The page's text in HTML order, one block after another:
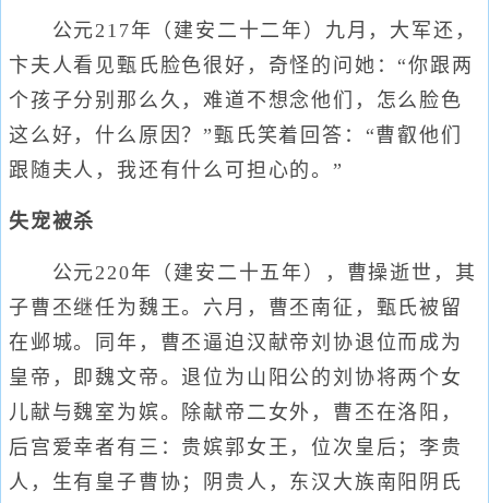
公元217年（建安二十二年）九月，大军还，
卞夫人看见甄氏脸色很好，奇怪的问她：“你跟两
个孩子分别那么久，难道不想念他们，怎么脸色
这么好，什么原因？”甄氏笑着回答：“曹叡他们
跟随夫人，我还有什么可担心的。”
失宠被杀
公元220年（建安二十五年），曹操逝世，其
子曹丕继任为魏王。六月，曹丕南征，甄氏被留
在邺城。同年，曹丕逼迫汉献帝刘协退位而成为
皇帝，即魏文帝。退位为山阳公的刘协将两个女
儿献与魏室为嫔。除献帝二女外，曹丕在洛阳，
后宫爱幸者有三：贵嫔郭女王，位次皇后；李贵
人，生有皇子曹协；阴贵人，东汉大族南阳阴氏